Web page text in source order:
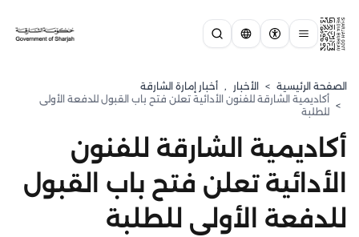
الصفحة الرئيسية > الأخبار , أخبار إمارة الشارقة
>
أكاديمية الشارقة للفنون الأدائية تعلن فتح باب القبول للدفعة الأولى
للطلبة
أكاديمية الشارقة للفنون
الأدائية تعلن فتح باب القبول
للدفعة الأولى للطلبة